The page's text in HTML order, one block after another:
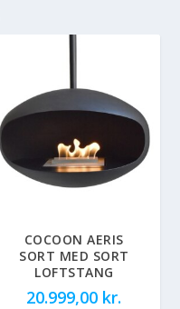
COCOON AERIS
SORT MED SORT
LOFTSTANG
20.999,00 kr.